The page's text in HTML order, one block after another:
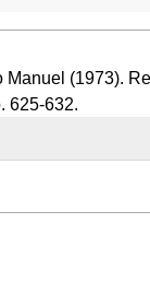
Manuel (1973).
625-632.